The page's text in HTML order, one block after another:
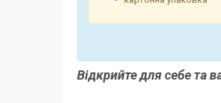
Відкрийте для себе та